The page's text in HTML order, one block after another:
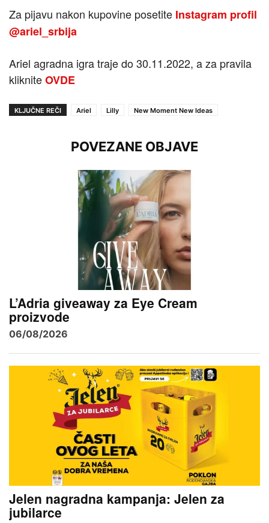
Za pijavu nakon kupovine posetite Instagram profil
@ariel_srbija
Ariel agradna igra traje do 30.11.2022, a za pravila
klikniteOVDE
KLJUČNE REČI Ariel Lilly New Moment New Ideas
POVEZANE OBJAVE
L’Adria giveaway za Eye Cream
proizvode
06/08/2026
Jelen nagradna kampanja: Jelen za
jubilarce